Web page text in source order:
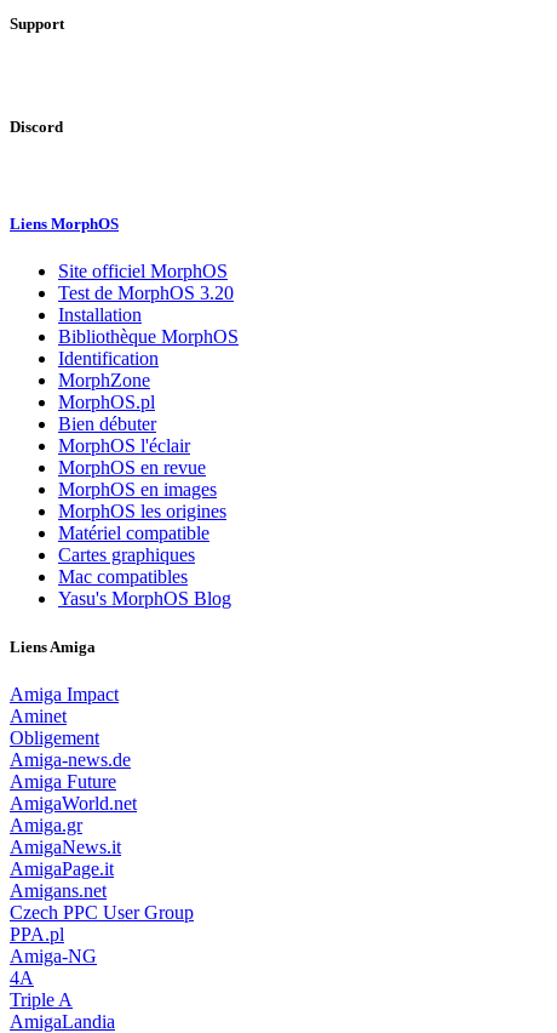
Support
Discord
Liens MorphOS
Site officiel MorphOS
Test de MorphOS 3.20
Installation
Bibliothèque MorphOS
Identification
MorphZone
MorphOS.pl
Bien débuter
MorphOS l'éclair
MorphOS en revue
MorphOS en images
MorphOS les origines
Matériel compatible
Cartes graphiques
Mac compatibles
Yasu's MorphOS Blog
Liens Amiga
Amiga Impact
Aminet
Obligement
Amiga-news.de
Amiga Future
AmigaWorld.net
Amiga.gr
AmigaNews.it
AmigaPage.it
Amigans.net
Czech PPC User Group
PPA.pl
Amiga-NG
4A
Triple A
AmigaLandia